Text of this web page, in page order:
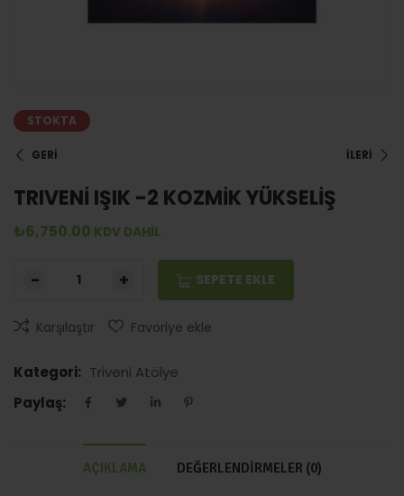
STOKTA
GERİ İLERİ
TRIVENİ IŞIK -2 KOZMİK YÜKSELİŞ
₺6,750.00 KDV DAHİL
SEPETE EKLE
Karşılaştır Favoriye ekle
Kategori: Triveni Atölye
Paylaş:
AÇIKLAMA DEĞERLENDIRMELER (0)